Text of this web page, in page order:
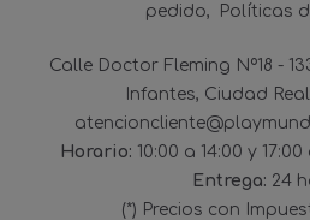
pedido
Políticas
Calle Doctor Fleming Nº18 -
Infantes, Ciudad
Horario: 10:00 a 14:00 y 17:00
Entrega: 24
(*) Precios con